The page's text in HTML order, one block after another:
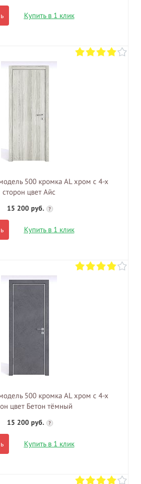
Купить в 1 клик
500 кромка AL хром с 4-х
сторон цвет Айс
15 200 руб. ?
Купить в 1 клик
500 кромка AL хром с 4-х
цвет Бетон тёмный
15 200 руб. ?
Купить в 1 клик